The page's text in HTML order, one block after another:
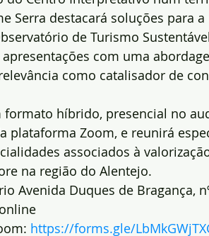
Serra destacará soluções para
de Turismo
com uma
como catalisador de
híbrido, presencial no
plataforma Zoom, e reunirá
associados à
na região do Alentejo.
Avenida Duques de Bragança,
https://forms.gle/